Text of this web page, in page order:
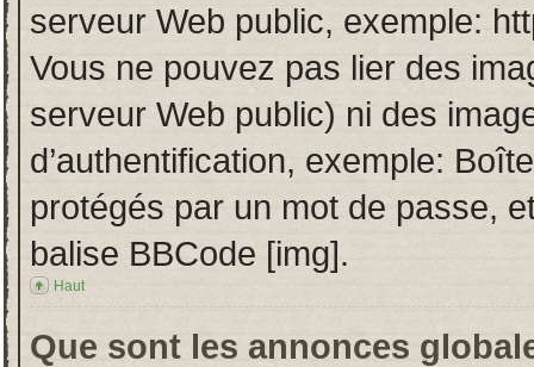
serveur Web public, exemple:
Vous ne pouvez pas lier des
serveur Web public) ni des
d’authentification, exemple:
protégés par un mot de passe,
balise BBCode [img].
Haut
Que sont les annonces